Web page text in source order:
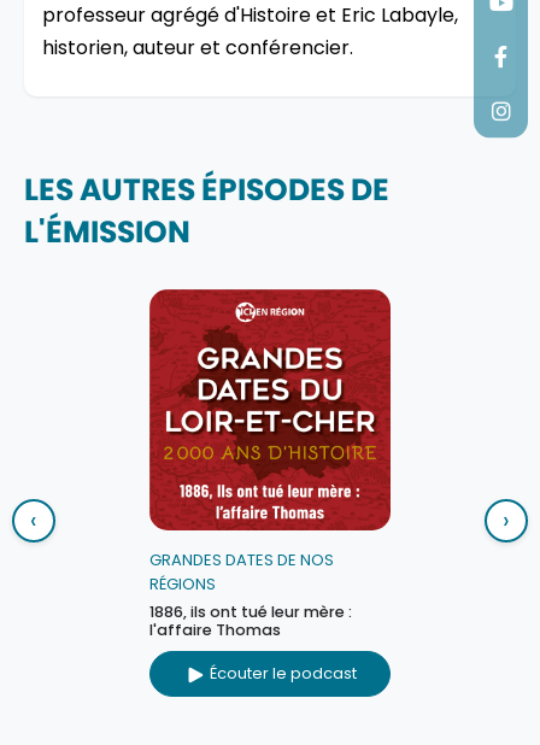
professeur agrégé d'Histoire et Eric Labayle,
historien, auteur et conférencier.
LES AUTRES ÉPISODES DE
L'ÉMISSION
GRANDES DATES DE NOS
RÉGIONS
1886, ils ont tué leur mère :
l'affaire Thomas
Écouter le podcast
‹ ›